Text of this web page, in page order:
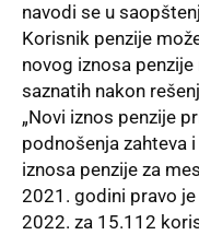
navodi se u
Korisnik penzije
novog iznosa
saznatih nakon
„Novi iznos penzije
podnošenja zahteva
iznosa penzije za
2021. godini pravo
2022. za 15.112